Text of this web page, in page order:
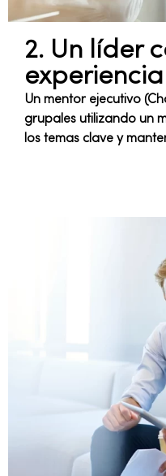
2. Un líder
experiencia
Un mentor ejecutivo
grupales utilizando un
los temas clave y